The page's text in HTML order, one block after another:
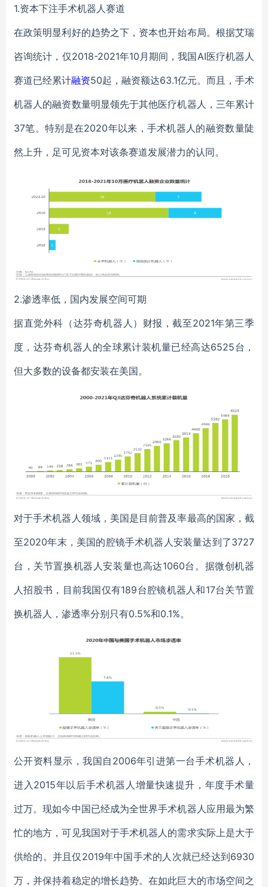
1.资本下注手术机器人赛道
在政策明显利好的趋势之下，资本也开始布局。根据艾瑞
咨询统计，仅2018-2021年10月期间，我国AI医疗机器人
赛道已经累计融资50起，融资额达63.1亿元。而且，手术
机器人的融资数量明显领先于其他医疗机器人，三年累计
37笔。特别是在2020年以来，手术机器人的融资数量陡
然上升，足可见资本对该条赛道发展潜力的认同。
2.渗透率低，国内发展空间可期
据直觉外科（达芬奇机器人）财报，截至2021年第三季
度，达芬奇机器人的全球累计装机量已经高达6525台，
但大多数的设备都安装在美国。
对于手术机器人领域，美国是目前普及率最高的国家，截
至2020年末，美国的腔镜手术机器人安装量达到了3727
台，关节置换机器人安装量也高达1060台。据微创机器
人招股书，目前我国仅有189台腔镜机器人和17台关节置
换机器人，渗透率分别只有0.5%和0.1%。
公开资料显示，我国自2006年引进第一台手术机器人，
进入2015年以后手术机器人增量快速提升，年度手术量
过万。现如今中国已经成为全世界手术机器人应用最为繁
忙的地方，可见我国对于手术机器人的需求实际上是大于
供给的。并且仅2019年中国手术的人次就已经达到6930
万，并保持着稳定的增长趋势。在如此巨大的市场空间之